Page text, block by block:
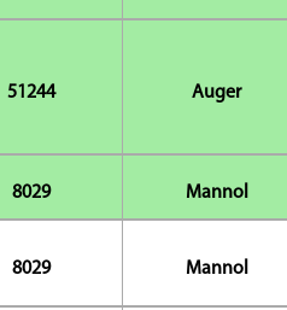
51244 Auger
8029 Mannol
8029 Mannol